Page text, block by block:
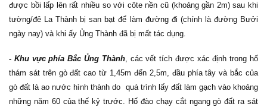
được bồi lấp lên rất nhiều so với côte nền cũ (khoảng gần 2m) sau khi
tường/đê La Thành bị san bạt để làm đường đi (chính là đường Bưởi
ngày nay) và khi ấy Ủng Thành đã bị mất tác dụng.
- Khu vực phía Bắc Ủng Thành, các vết tích được xác định trong hố
thám sát trên gò đất cao từ 1,45m đến 2,5m, đầu phía tây và bắc của
gò đất là ao nước hình thành do quá trình lấy đất làm gạch vào khoảng
những năm 60 của thế kỷ trước. Hố đào chạy cắt ngang gò đất ra sát